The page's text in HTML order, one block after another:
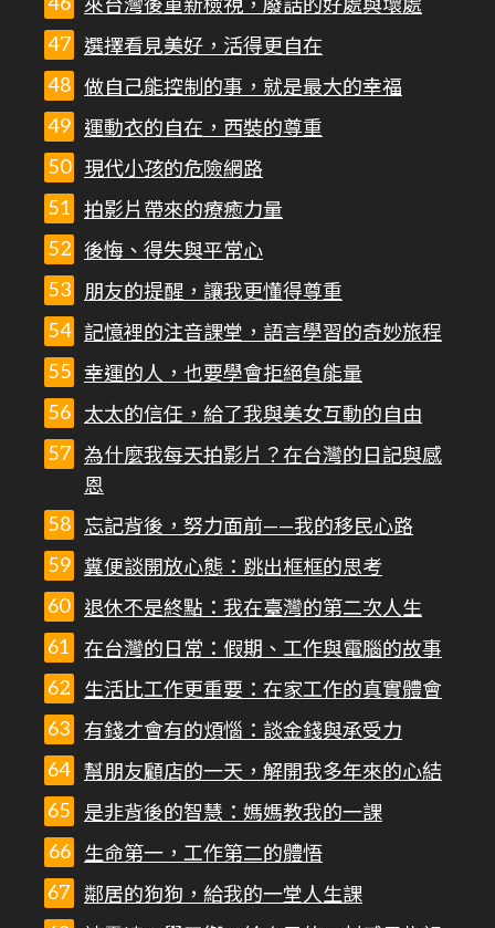
來台灣後重新檢視，廢話的好處與壞處
選擇看見美好，活得更自在
做自己能控制的事，就是最大的幸福
運動衣的自在，西裝的尊重
現代小孩的危險網路
拍影片帶來的療癒力量
後悔、得失與平常心
朋友的提醒，讓我更懂得尊重
記憶裡的注音課堂，語言學習的奇妙旅程
幸運的人，也要學會拒絕負能量
太太的信任，給了我與美女互動的自由
為什麼我每天拍影片？在台灣的日記與感
恩
忘記背後，努力面前——我的移民心路
糞便談開放心態：跳出框框的思考
退休不是終點：我在臺灣的第二次人生
在台灣的日常：假期、工作與電腦的故事
生活比工作更重要：在家工作的真實體會
有錢才會有的煩惱：談金錢與承受力
幫朋友顧店的一天，解開我多年來的心結
是非背後的智慧：媽媽教我的一課
生命第一，工作第二的體悟
鄰居的狗狗，給我的一堂人生課